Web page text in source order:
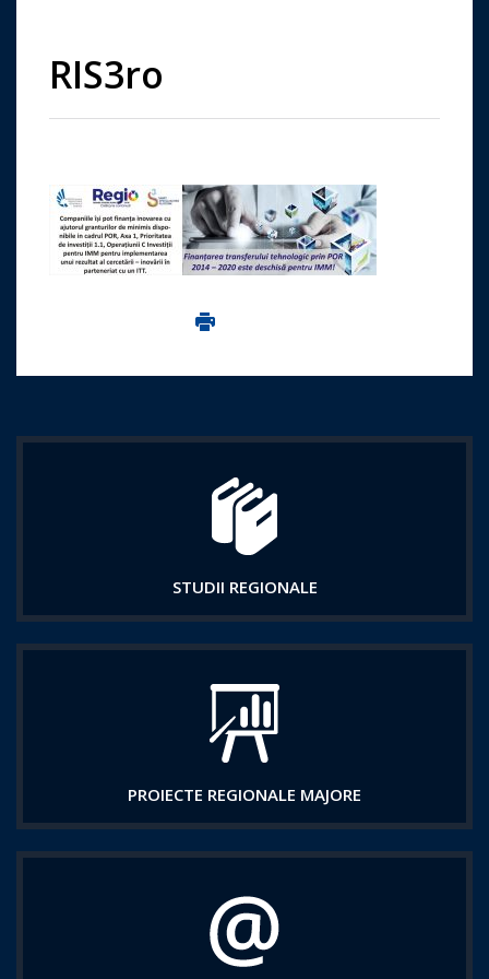
RIS3ro
Imprima aceasta pagina
STUDII REGIONALE
PROIECTE REGIONALE MAJORE